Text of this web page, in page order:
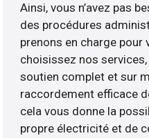
Ainsi, vous n’avez pas
des procédures
prenons en charge pour
choisissez nos
soutien complet et sur
raccordement efficace
cela vous donne la
propre électricité et de